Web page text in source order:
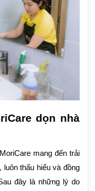
dọn nhà
mang đến trải
thấu hiểu và đồng
đây là những lý do